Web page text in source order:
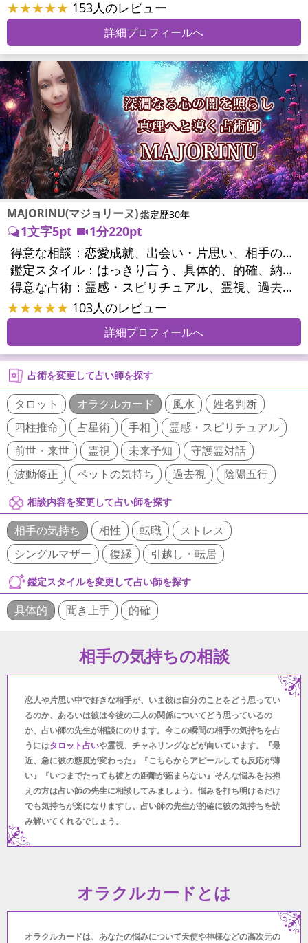
★★★★★ 153人のレビュー
詳細プロフィールへ
MAJORINU(マジョリーヌ)鑑定歴30年
1文字5pt
1分220pt
得意な相談：
恋愛成就、出会い・片思い、相手の気持ち、相性、縁結び、結婚、男心・女心、二人の今後、複雑な恋愛、三角関係、略奪愛、浮気、不倫、復活愛、復縁、離婚、同性愛・LGBT、人間関係、職場の人間関係、対人関係、仕事運、適職、天職、転職、進路、就職、人生全般、使命、経営相談、人事、開業、夢、目標、ビジネスチャンス、ビジネスパートナー、パワーハラスメント、セクシャルハラスメント、家族関係、夫婦関係、家庭問題、夫婦問題、親族問題、育児・子育て、シングルマザー、ドメスティックバイオレンス、相続関係、精神問題、心の問題、うつ、トラウマ、ストレス、いじめ、人生相談、霊的問題、魂の本質、前世、ペットの気持ち、パワーストーン選択、引越し・転居、方位、健康運、金運、金銭トラブル、ご近所問題、縁切り
鑑定スタイル：
はっきり言う、具体的、的確、納得感、情報量が多い、友達のように相談できる、聞き上手、とても話しやすい、じっくり聞いてくれる、愛にあふれ温かい、深く濃厚、勇気をくれる、前向き・元気になれる、実力派
得意な占術：
霊感・スピリチュアル、霊視、過去視、未来予知、前世・来世、波動修正、オーラ、エネルギー調整、ソウルメイト、チャネリング、ペットの気持ち、タロット、オラクルカード、風水、姓名判断、九星気学、四柱推命、占星術、数秘術、カラー診断、易学、祈祷、祈願、縁結び、縁切り、ダウジング、ルーン、パワーストーン、カウンセリング、オリジナル占術、ルノルマンカード
★★★★★ 103人のレビュー
詳細プロフィールへ
占術を変更して占い師を探す
タロット オラクルカード 風水
姓名判断
四柱推命
占星術 手相
霊感・スピリチュアル
前世・来世
霊視 未来予知
守護霊対話
波動修正
ペットの気持ち 過去視 陰陽五行
相談内容を変更して占い師を探す
相手の気持ち 相性 転職
ストレス
シングルマザー
復縁 引越し・転居
鑑定スタイルを変更して占い師を探す
具体的 聞き上手 的確
相手の気持ちの相談
恋人や片思い中で好きな相手が、いま彼は自分のことをどう思ってい
るのか、あるいは彼は今後の二人の関係についてどう思っているの
か、占い師の先生が相談にのります。今この瞬間の相手の気持ちを占
うにはタロット占いや霊視、チャネリングなどが向いています。『最
近、急に彼の態度が変わった』『こちらからアピールしても反応が薄
い』『いつまでたっても彼との距離が縮まらない』そんな悩みをお抱
えの方は占い師の先生に相談してみましょう。悩みを打ち明けるだけ
でも気持ちが楽になりますし、占い師の先生が的確に彼の気持ちを読
み解いてくれるでしょう。
オラクルカードとは
オラクルカードは、あなたの悩みについて天使や神様などの高次元の